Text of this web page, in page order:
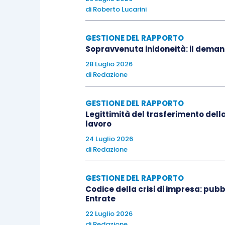
misure correttive da adottare.
professionali, i livelli retributivi medi,
motivazioni che giustificano eventuali
criteri oggettivi.
Gli esiti della valutazione devono
essere richiesti dall’Ispettorato
Qualora emergano differenze
adottare le misure necessarie per la
dei lavoratori.
di Roberto Lucarini
GESTIONE DEL RAPPORTO
Sopravvenuta inidoneità: il
28 Luglio 2026
di Redazione
GESTIONE DEL RAPPORTO
Legittimità del trasferimento
lavoro
24 Luglio 2026
di Redazione
GESTIONE DEL RAPPORTO
Codice della crisi di impresa:
Entrate
22 Luglio 2026